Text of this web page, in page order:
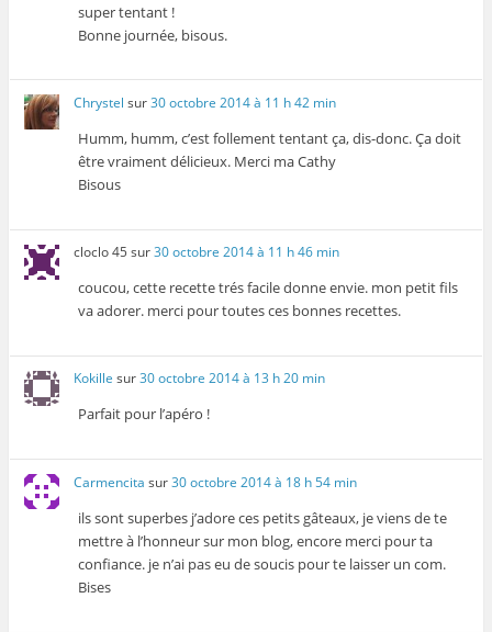
super tentant !
Bonne journée, bisous.
Chrystel sur30 octobre 2014 à 11 h 42 min
Humm, humm, c’est follement tentant ça, dis-donc. Ça doit
être vraiment délicieux. Merci ma Cathy
Bisous
cloclo 45 sur30 octobre 2014 à 11 h 46 min
coucou, cette recette trés facile donne envie. mon petit fils
va adorer. merci pour toutes ces bonnes recettes.
Kokille sur30 octobre 2014 à 13 h 20 min
Parfait pour l’apéro !
Carmencita sur30 octobre 2014 à 18 h 54 min
ils sont superbes j’adore ces petits gâteaux, je viens de te
mettre à l’honneur sur mon blog, encore merci pour ta
confiance. je n’ai pas eu de soucis pour te laisser un com.
Bises